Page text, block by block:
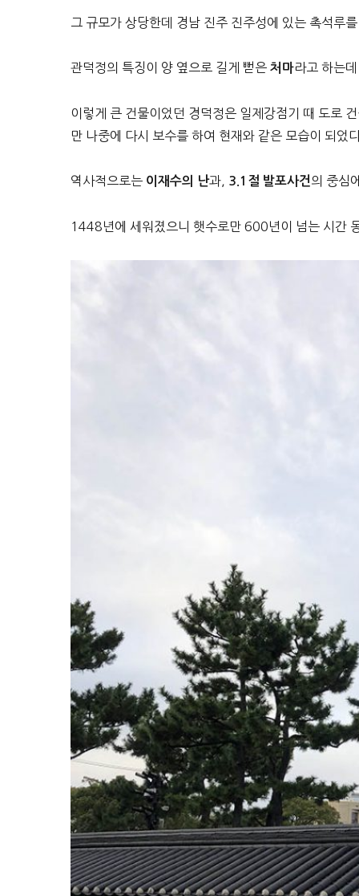
그 규모가 상당한데 경남 진주 진주성에 있는 촉석루
관덕정의 특징이 양 옆으로 길게 뻗은 처마라고 하는
이렇게 큰 건물이었던 경덕정은 일제강점기 때 도로
만 나중에 다시 보수를 하여 현재와 같은 모습이 되었
역사적으로는 이재수의 난과, 3.1절 발포사건 의 중심
1448년에 세워졌으니 햇수로만 600년이 넘는 시간